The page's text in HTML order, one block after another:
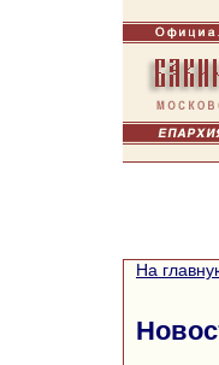
На